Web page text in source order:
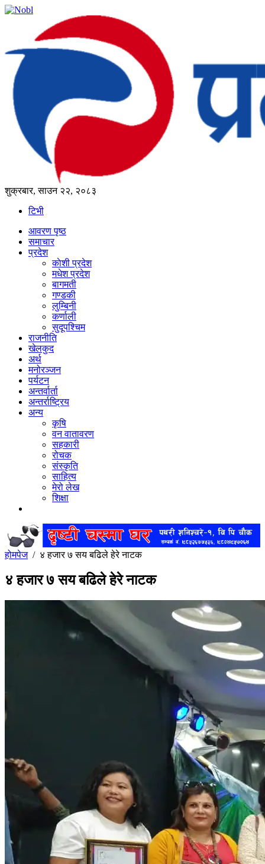
शुक्रबार, साउन २२, २०८३
टिभी
आवरण पृष्‍ठ
समाचार
प्रदेश
काेशी प्रदेश
मधेश प्रदेश
बागमती
गण्डकी
लुम्बिनी
कर्णाली
सुदूपश्‍चिम
राजनीति
खेलकुद
अर्थ
मनोरञ्‍जन
पर्यटन
अन्तर्वार्ता
अन्तर्राष्‍ट्रिय
अन्य
कृषि
वन वातावरण
सहकारी
रोचक
संस्कृति
साहित्य
मेरो लेख
शिक्षा
होमपेज/ ४ हजार ७ सय बढिले हेरे नाटक
४ हजार ७ सय बढिले हेरे नाटक